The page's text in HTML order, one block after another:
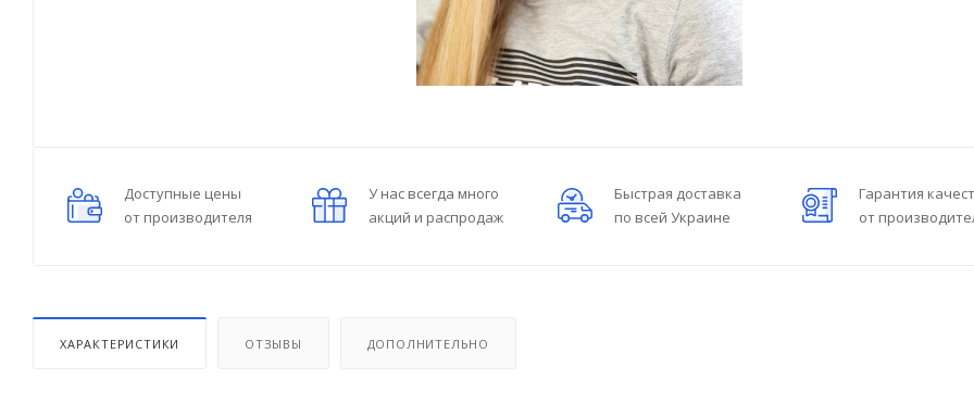
Доступные цены
от производителя
У нас всегда много
акций и распродаж
Быстрая доставка
по всей Украине
Гарантия
от
ХАРАКТЕРИСТИКИ ОТЗЫВЫ ДОПОЛНИТЕЛЬНО